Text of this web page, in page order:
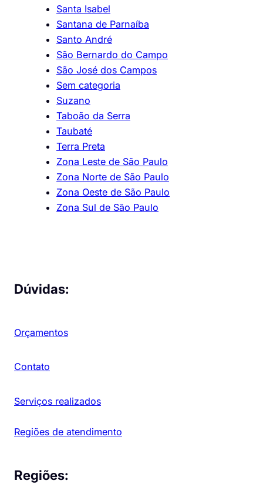
Santa Isabel
Santana de Parnaíba
Santo André
São Bernardo do Campo
São José dos Campos
Sem categoria
Suzano
Taboão da Serra
Taubaté
Terra Preta
Zona Leste de São Paulo
Zona Norte de São Paulo
Zona Oeste de São Paulo
Zona Sul de São Paulo
Dúvidas:
Orçamentos
Contato
Serviços realizados
Regiões de atendimento
Regiões: